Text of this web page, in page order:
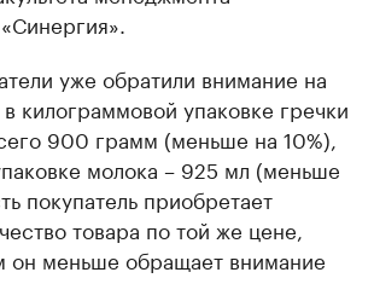
уже обратили внимание на
килограммовой упаковке гречки
900 грамм (меньше на 10%),
молока – 925 мл (меньше
покупатель приобретает
товара по той же цене,
он меньше обращает внимание